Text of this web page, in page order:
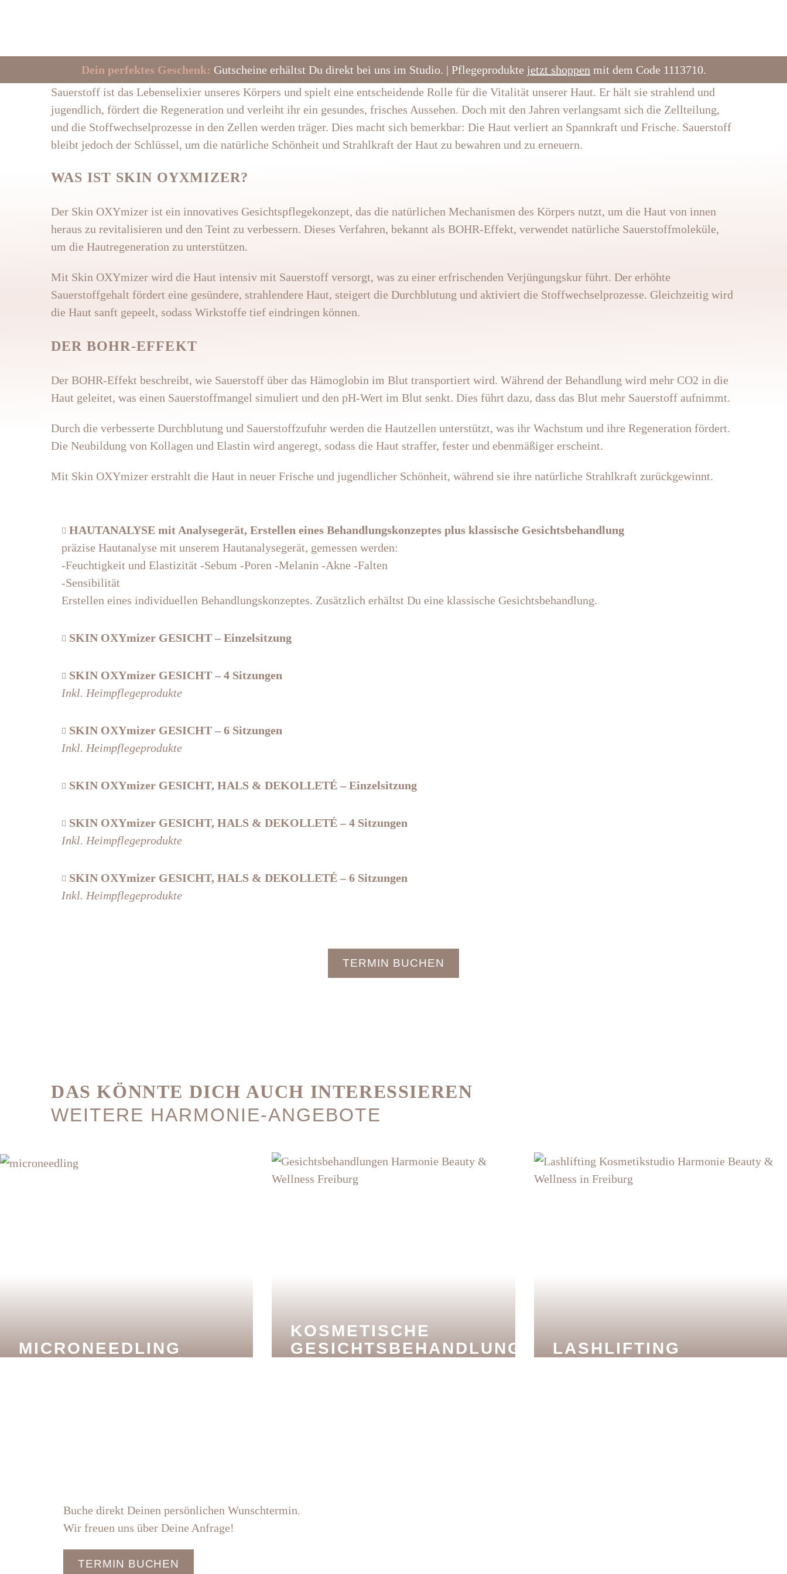
Dein perfektes Geschenk: Gutscheine erhältst Du direkt bei uns im Studio. | Pflegeprodukte jetzt shoppen mit dem Code 1113710.
Sauerstoff ist das Lebenselixier unseres Körpers und spielt eine entscheidende Rolle für die Vitalität unserer Haut. Er hält sie strahlend und
jugendlich, fördert die Regeneration und verleiht ihr ein gesundes, frisches Aussehen. Doch mit den Jahren verlangsamt sich die Zellteilung,
und die Stoffwechselprozesse in den Zellen werden träger. Dies macht sich bemerkbar: Die Haut verliert an Spannkraft und Frische. Sauerstoff
bleibt jedoch der Schlüssel, um die natürliche Schönheit und Strahlkraft der Haut zu bewahren und zu erneuern.
WAS IST SKIN OYXMIZER?
Der Skin OXYmizer ist ein innovatives Gesichtspflegekonzept, das die natürlichen Mechanismen des Körpers nutzt, um die Haut von innen
heraus zu revitalisieren und den Teint zu verbessern. Dieses Verfahren, bekannt als BOHR-Effekt, verwendet natürliche Sauerstoffmoleküle,
um die Hautregeneration zu unterstützen.
Mit Skin OXYmizer wird die Haut intensiv mit Sauerstoff versorgt, was zu einer erfrischenden Verjüngungskur führt. Der erhöhte
Sauerstoffgehalt fördert eine gesündere, strahlendere Haut, steigert die Durchblutung und aktiviert die Stoffwechselprozesse. Gleichzeitig wird
die Haut sanft gepeelt, sodass Wirkstoffe tief eindringen können.
DER BOHR-EFFEKT
Der BOHR-Effekt beschreibt, wie Sauerstoff über das Hämoglobin im Blut transportiert wird. Während der Behandlung wird mehr CO2 in die
Haut geleitet, was einen Sauerstoffmangel simuliert und den pH-Wert im Blut senkt. Dies führt dazu, dass das Blut mehr Sauerstoff aufnimmt.
Durch die verbesserte Durchblutung und Sauerstoffzufuhr werden die Hautzellen unterstützt, was ihr Wachstum und ihre Regeneration fördert.
Die Neubildung von Kollagen und Elastin wird angeregt, sodass die Haut straffer, fester und ebenmäßiger erscheint.
Mit Skin OXYmizer erstrahlt die Haut in neuer Frische und jugendlicher Schönheit, während sie ihre natürliche Strahlkraft zurückgewinnt.
 HAUTANALYSE mit Analysegerät, Erstellen eines Behandlungskonzeptes plus klassische Gesichtsbehandlung
präzise Hautanalyse mit unserem Hautanalysegerät, gemessen werden:
-Feuchtigkeit und Elastizität -Sebum -Poren -Melanin -Akne -Falten
-Sensibilität
Erstellen eines individuellen Behandlungskonzeptes. Zusätzlich erhältst Du eine klassische Gesichtsbehandlung.
 SKIN OXYmizer GESICHT – Einzelsitzung
 SKIN OXYmizer GESICHT – 4 Sitzungen
Inkl. Heimpflegeprodukte
 SKIN OXYmizer GESICHT – 6 Sitzungen
Inkl. Heimpflegeprodukte
 SKIN OXYmizer GESICHT, HALS & DEKOLLETÉ – Einzelsitzung
 SKIN OXYmizer GESICHT, HALS & DEKOLLETÉ – 4 Sitzungen
Inkl. Heimpflegeprodukte
 SKIN OXYmizer GESICHT, HALS & DEKOLLETÉ – 6 Sitzungen
Inkl. Heimpflegeprodukte
TERMIN BUCHEN
DAS KÖNNTE DICH AUCH INTERESSIEREN
WEITERE HARMONIE-ANGEBOTE
MICRONEEDLING
KOSMETISCHE
GESICHTSBEHANDLUNG
LASHLIFTING
Buche direkt Deinen persönlichen Wunschtermin.
Wir freuen uns über Deine Anfrage!
TERMIN BUCHEN